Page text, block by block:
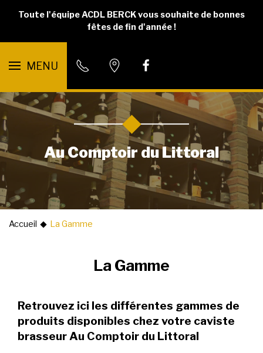
Toute l'équipe ACDL BERCK vous souhaite de bonnes
fêtes de fin d'année !
MENU
Au Comptoir du Littoral
Accueil La Gamme
La Gamme
Retrouvez ici les différentes gammes de
produits disponibles chez votre caviste
brasseur Au Comptoir du Littoral